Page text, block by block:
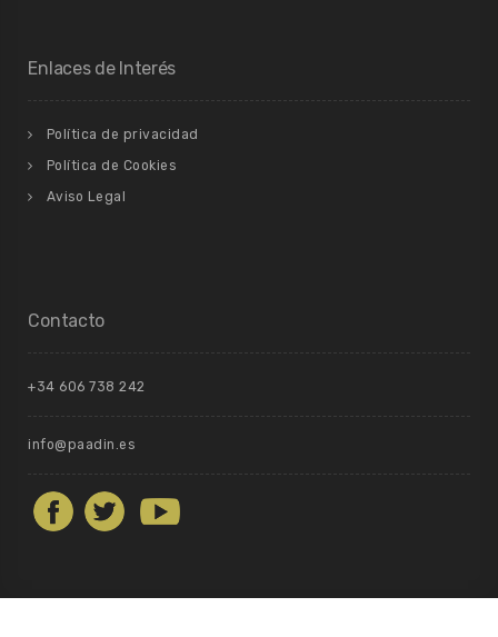
Enlaces de Interés
Política de privacidad
Política de Cookies
Aviso Legal
Contacto
+34 606 738 242
info@paadin.es